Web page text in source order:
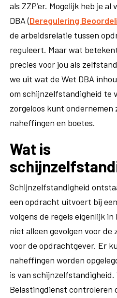
als ZZP’er. Mogelijk heb je
DBA (Deregulering
de arbeidsrelatie tussen
reguleert. Maar wat
precies voor jou als
we uit wat de Wet DBA
om schijnzelfstandigheid te
zorgeloos kunt ondernemen
naheffingen en boetes.
Wat is
Schijnzelfstandigheid
een opdracht uitvoert bij
volgens de regels eigenlijk
niet alleen gevolgen voor de
voor de opdrachtgever. Er
naheffingen worden
is van schijnzelfstandigheid.
Belastingdienst controleren